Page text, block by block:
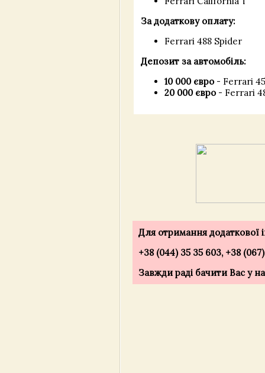
За додаткову оплату:
Ferrari 488 Spider
Депозит за автомобіль:
10 000 євро- Ferrari
20 000 євро- Ferrari
Для отримання додаткової
+38 (044) 35 35 603, +38
Завжди раді бачити Вас у